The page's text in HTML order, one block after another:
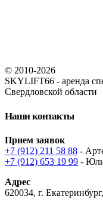
© 2010-2026
SKYLIFT66 - аренда
Свердловской области
Наши контакты
Прием заявок
+7 (912) 211 58 88 -
+7 (912) 653 19 99 -
Адрес
620034, г.